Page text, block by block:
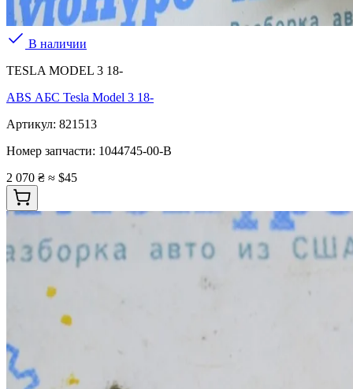
В наличии
TESLA MODEL 3 18-
ABS АБС Tesla Model 3 18-
Артикул: 821513
Номер запчасти: 1044745-00-B
2 070 ₴ ≈ $45